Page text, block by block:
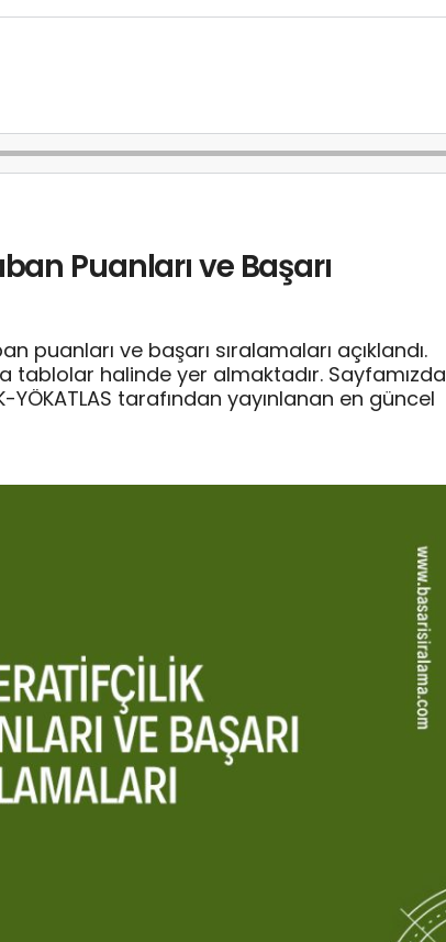
Puanları ve Başarı
ve başarı sıralamaları açıklandı.
tablolar halinde yer almaktadır. Sayfamızda
tarafından yayınlanan en güncel